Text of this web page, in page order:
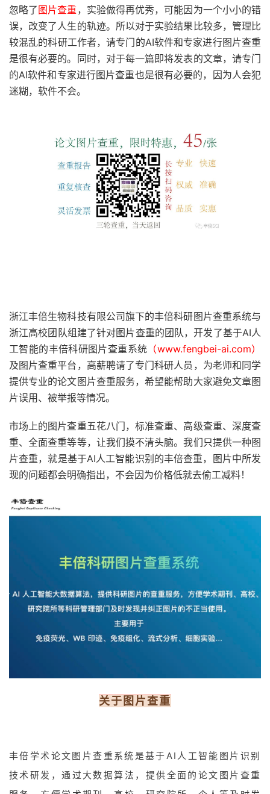
忽略了图片查重，实验做得再优秀，可能因为一个小小的错
误，改变了人生的轨迹。所以对于实验结果比较多，管理比
较混乱的科研工作者，请专门的AI软件和专家进行图片查重
是很有必要的。同时，对于每一篇即将发表的文章，请专门
的AI软件和专家进行图片查重也是很有必要的，因为人会犯
迷糊，软件不会。
浙江丰倍生物科技有限公司旗下的丰倍科研图片查重系统与
浙江高校团队组建了针对图片查重的团队，开发了基于AI人
工智能的丰倍科研图片查重系统 （www.fengbei-ai.com）
及图片查重平台，高薪聘请了专门科研人员，为老师和同学
提供专业的论文图片查重服务，希望能帮助大家避免文章图
片误用、被举报等情况。
市场上的图片查重五花八门，标准查重、高级查重、深度查
重、全面查重等等，让我们摸不清头脑。我们只提供一种图
片查重，就是基于AI人工智能识别的丰倍查重，图片中所发
现的问题都会明确指出，不会因为价格低就去偷工减料！
关于图片查重
丰倍学术论文图片查重系统是基于AI人工智能图片识别
技术研发，通过大数据算法，提供全面的论文图片查重